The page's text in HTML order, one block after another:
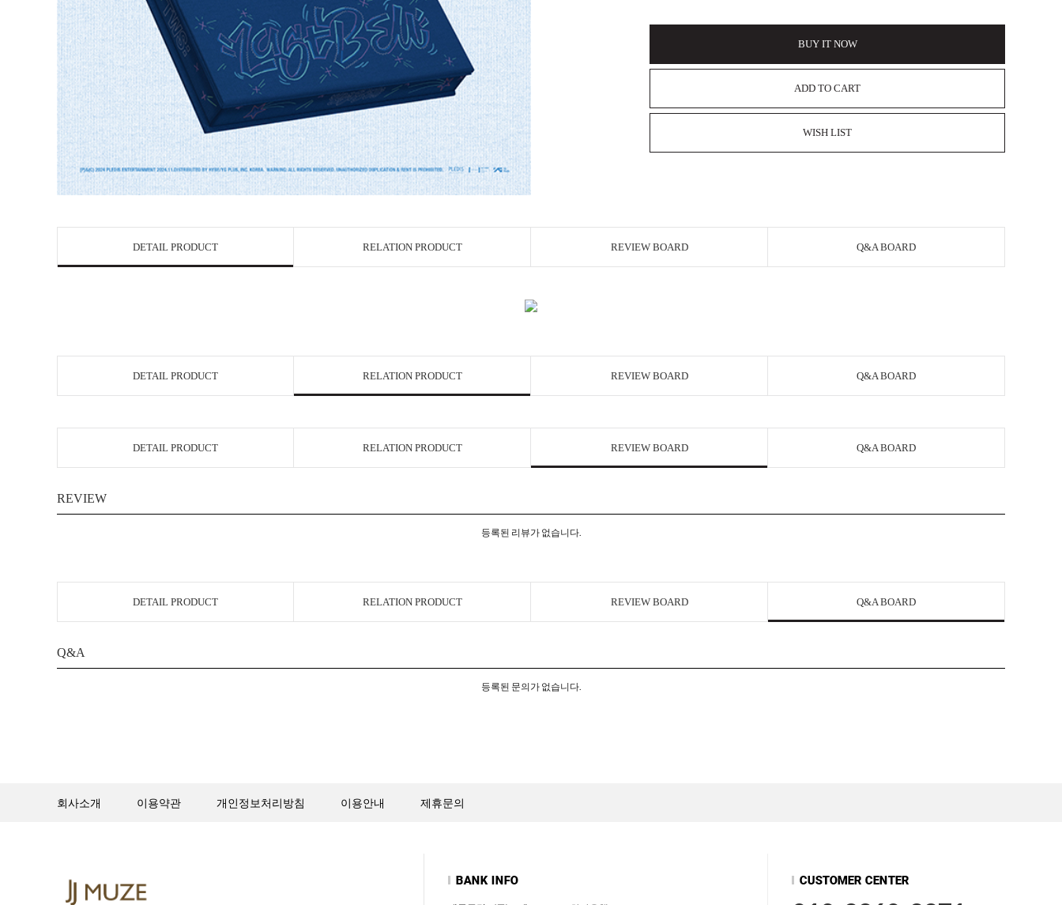
BUY IT NOW
ADD TO CART
WISH LIST
DETAIL PRODUCT RELATION PRODUCT REVIEW BOARD Q&A BOARD
DETAIL PRODUCT RELATION PRODUCT REVIEW BOARD Q&A BOARD
DETAIL PRODUCT RELATION PRODUCT REVIEW BOARD Q&A BOARD
REVIEW
등록된 리뷰가 없습니다.
DETAIL PRODUCT RELATION PRODUCT REVIEW BOARD Q&A BOARD
Q&A
등록된 문의가 없습니다.
회사소개 이용약관 개인정보처리방침 이용안내 제휴문의